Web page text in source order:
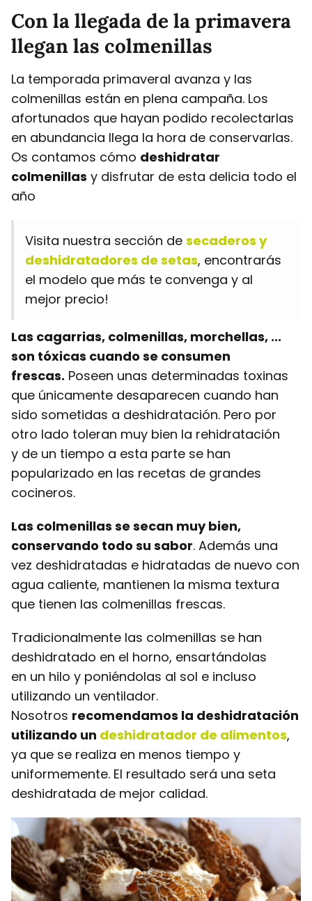
Con la llegada de la primavera
llegan las colmenillas
La temporada primaveral avanza y las
colmenillas están en plena campaña. Los
afortunados que hayan podido recolectarlas
en abundancia llega la hora de conservarlas.
Os contamos cómo deshidratar
colmenillas y disfrutar de esta delicia todo el
año
Visita nuestra sección de secaderos y
deshidratadores de setas, encontrarás
el modelo que más te convenga y al
mejor precio!
Las cagarrias, colmenillas, morchellas, ...
son tóxicas cuando se consumen
frescas. Poseen unas determinadas toxinas
que únicamente desaparecen cuando han
sido sometidas a deshidratación. Pero por
otro lado toleran muy bien la rehidratación
y de un tiempo a esta parte se han
popularizado en las recetas de grandes
cocineros.
Las colmenillas se secan muy bien,
conservando todo su sabor. Además una
vez deshidratadas e hidratadas de nuevo con
agua caliente, mantienen la misma textura
que tienen las colmenillas frescas.
Tradicionalmente las colmenillas se han
deshidratado en el horno, ensartándolas
en un hilo y poniéndolas al sol e incluso
utilizando un ventilador.
Nosotros recomendamos la deshidratación
utilizando un deshidratador de alimentos,
ya que se realiza en menos tiempo y
uniformemente. El resultado será una seta
deshidratada de mejor calidad.